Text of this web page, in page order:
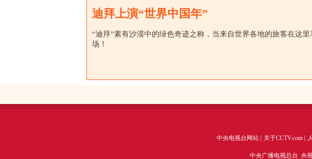
迪拜上演“世界中国年”
“迪拜”素有沙漠中的绿色奇迹之称，当来自世界各地的旅客在这
场！
中央电视台网站 关于CCTV.com
中央广播电视总台 央